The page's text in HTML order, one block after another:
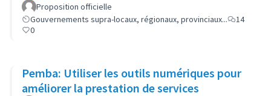
Proposition officielle
Gouvernements supra-locaux, régionaux, provinciaux...
14
0
Pemba: Utiliser les outils numériques pour
améliorer la prestation de services